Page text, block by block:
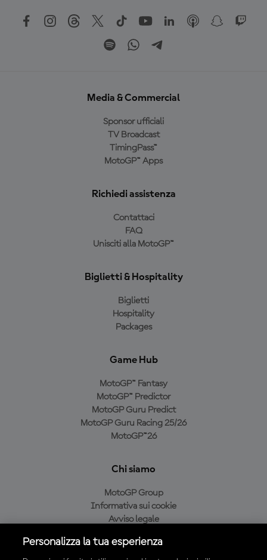
Media & Commercial
Sponsor ufficiali
TV Broadcast
TimingPass™
MotoGP™ Apps
Richiedi assistenza
Contattaci
FAQ
Unisciti alla MotoGP™
Biglietti & Hospitality
Biglietti
Hospitality
Packages
Game Hub
MotoGP™ Fantasy
MotoGP™ Predictor
MotoGP Guru Predict
MotoGP Guru Racing 25/26
MotoGP™26
Chi siamo
MotoGP Group
Informativa sui cookie
Avviso legale
Condizioni di acquisto
Personalizza la tua esperienza